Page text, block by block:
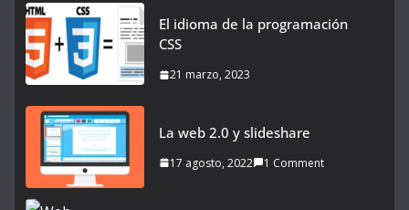
El idioma de la programación
CSS
21 marzo, 2023
La web 2.0 y slideshare
17 agosto, 2022 1 Comment